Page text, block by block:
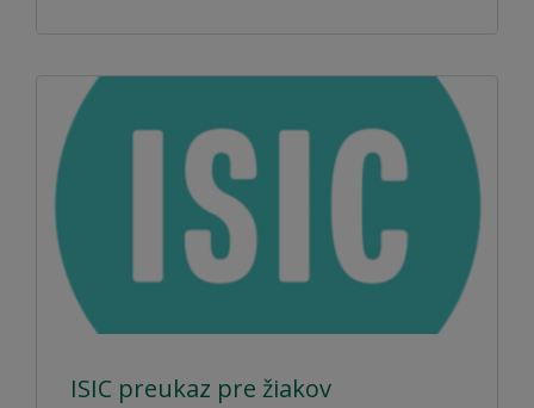
ISIC preukaz pre žiakov